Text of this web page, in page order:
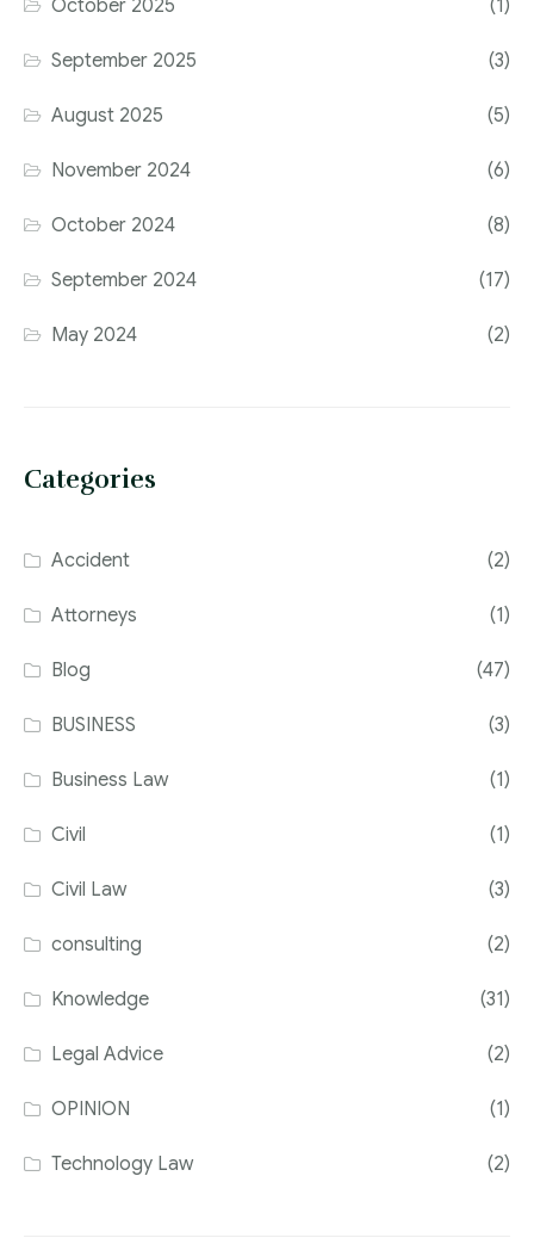
October 2025 (1)
September 2025 (3)
August 2025 (5)
November 2024 (6)
October 2024 (8)
September 2024 (17)
May 2024 (2)
Categories
Accident (2)
Attorneys (1)
Blog (47)
BUSINESS (3)
Business Law (1)
Civil (1)
Civil Law (3)
consulting (2)
Knowledge (31)
Legal Advice (2)
OPINION (1)
Technology Law (2)